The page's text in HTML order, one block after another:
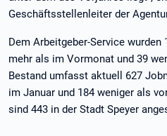
Geschäftsstellenleiter der
Dem Arbeitgeber-Service wurden
mehr als im Vormonat und 39
Bestand umfasst aktuell 627
im Januar und 184 weniger als
sind 443 in der Stadt Speyer